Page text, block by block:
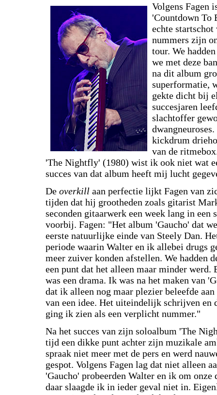
Volgens Fagen
'Countdown To
echte
nummers zijn
tour. We
we met deze
na dit album
superformatie,
gekte dicht bij
succesjaren
slachtoffer
kickdrum
van de
'The Nightfly' (1980) wist ik ook niet wat
succes van dat album heeft mij lucht
De overkill aan perfectie lijkt Fagen van
tijden dat hij grootheden zoals gitarist
seconden gitaarwerk een week lang in
voorbij. Fagen: "Het album 'Gaucho' dat
eerste natuurlijke einde van Steely Dan.
periode waarin Walter en ik allebei drugs
meer zuiver konden afstellen. We hadden
een punt dat het alleen maar minder werd.
was een drama. Ik was na het maken van
dat ik alleen nog maar plezier beleefde
van een idee. Het uiteindelijk schrijven en
ging ik zien als een verplicht nummer."
Na het succes van zijn soloalbum 'The
tijd een dikke punt achter zijn muzikale
spraak niet meer met de pers en werd
gespot. Volgens Fagen lag dat niet alleen
'Gaucho' probeerden Walter en ik om onze
daar slaagde ik in ieder geval niet in.